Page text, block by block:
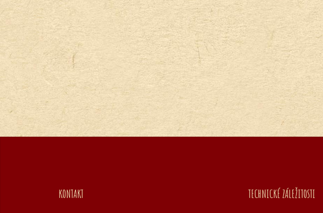
KONTAKT TECHNICKÉ ZÁLEŽITOSTI